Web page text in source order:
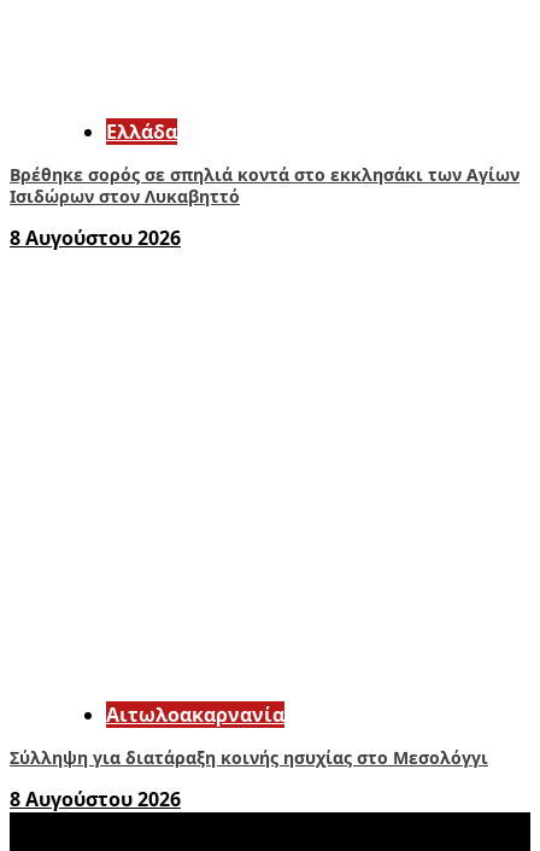
Ελλάδα
Βρέθηκε σορός σε σπηλιά κοντά στο εκκλησάκι των Αγίων
Ισιδώρων στον Λυκαβηττό
8 Αυγούστου 2026
Αιτωλοακαρνανία
Σύλληψη για διατάραξη κοινής ησυχίας στο Μεσολόγγι
8 Αυγούστου 2026